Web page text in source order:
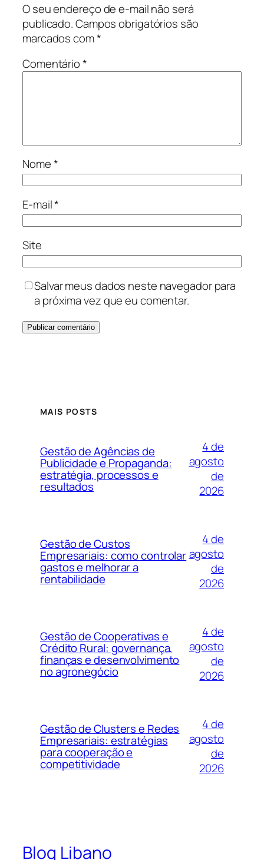
O seu endereço de e-mail não será
publicado.Campos obrigatórios são
marcados com*
Comentário*
Nome*
E-mail*
Site
Salvar meus dados neste navegador para
a próxima vez que eu comentar.
MAIS POSTS
Gestão de Agências de
Publicidade e Propaganda:
estratégia, processos e
resultados
4 de
agosto
de
2026
Gestão de Custos
Empresariais: como controlar
gastos e melhorar a
rentabilidade
4 de
agosto
de
2026
Gestão de Cooperativas e
Crédito Rural: governança,
finanças e desenvolvimento
no agronegócio
4 de
agosto
de
2026
Gestão de Clusters e Redes
Empresariais: estratégias
para cooperação e
competitividade
4 de
agosto
de
2026
Blog Libano